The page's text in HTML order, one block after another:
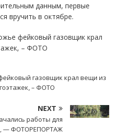
данным, первые
вручить в октябре.
фейковый газовщик крал
– ФОТО
газовщик крал вещи из
– ФОТО
NEXT
работы для
— ФОТОРЕПОРТАЖ